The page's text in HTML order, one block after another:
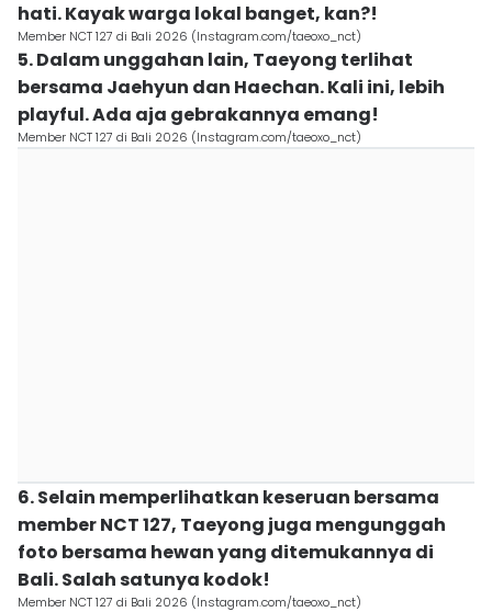
hati. Kayak warga lokal banget, kan?!
Member NCT 127 di Bali 2026 (Instagram.com/taeoxo_nct)
5. Dalam unggahan lain, Taeyong terlihat
bersama Jaehyun dan Haechan. Kali ini, lebih
playful. Ada aja gebrakannya emang!
Member NCT 127 di Bali 2026 (Instagram.com/taeoxo_nct)
6. Selain memperlihatkan keseruan bersama
member NCT 127, Taeyong juga mengunggah
foto bersama hewan yang ditemukannya di
Bali. Salah satunya kodok!
Member NCT 127 di Bali 2026 (Instagram.com/taeoxo_nct)